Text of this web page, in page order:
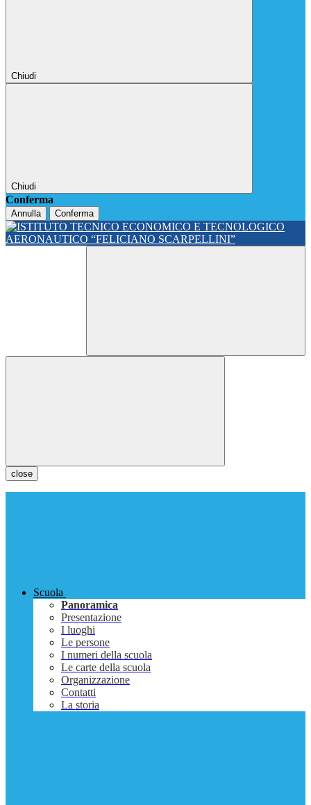
Chiudi
Chiudi
Conferma
Annulla Conferma
close
Scuola
Panoramica
Presentazione
I luoghi
Le persone
I numeri della scuola
Le carte della scuola
Organizzazione
Contatti
La storia